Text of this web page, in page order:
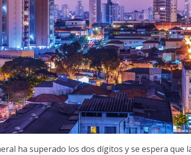
ha superado los dos dígitos y se espera que